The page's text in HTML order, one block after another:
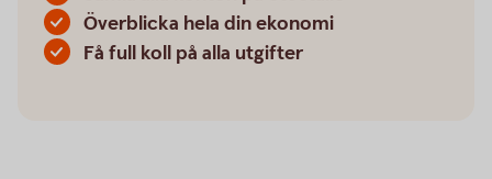
Överblicka hela din ekonomi
Få full koll på alla utgifter